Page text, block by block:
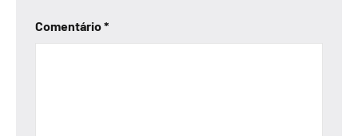
Comentário*